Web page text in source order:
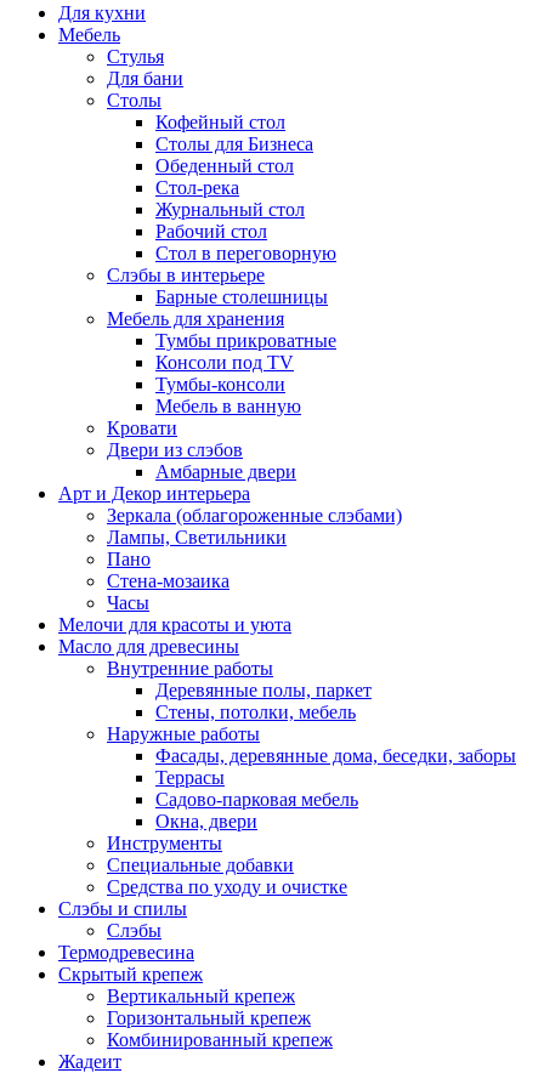
Для кухни
Мебель
Стулья
Для бани
Столы
Кофейный стол
Столы для Бизнеса
Обеденный стол
Стол-река
Журнальный стол
Рабочий стол
Стол в переговорную
Слэбы в интерьере
Барные столешницы
Мебель для хранения
Тумбы прикроватные
Консоли под TV
Тумбы-консоли
Мебель в ванную
Кровати
Двери из слэбов
Амбарные двери
Арт и Декор интерьера
Зеркала (облагороженные слэбами)
Лампы, Светильники
Пано
Стена-мозаика
Часы
Мелочи для красоты и уюта
Масло для древесины
Внутренние работы
Деревянные полы, паркет
Стены, потолки, мебель
Наружные работы
Фасады, деревянные дома, беседки, заборы
Террасы
Садово-парковая мебель
Окна, двери
Инструменты
Специальные добавки
Средства по уходу и очистке
Слэбы и спилы
Слэбы
Термодревесина
Скрытый крепеж
Вертикальный крепеж
Горизонтальный крепеж
Комбинированный крепеж
Жадеит